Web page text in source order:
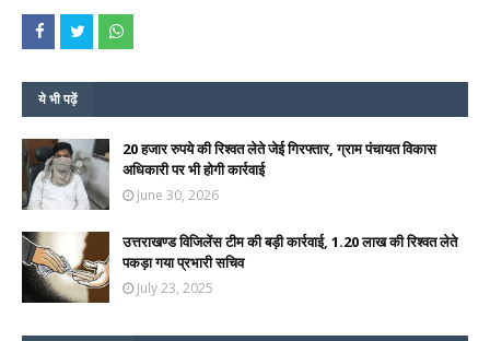
ये भी पढ़ें
20 हजार रुपये की रिश्वत लेते जेई गिरफ्तार, ग्राम पंचायत विकास
अधिकारी पर भी होगी कार्रवाई
June 30, 2026
उत्तराखण्ड विजिलेंस टीम की बड़ी कार्रवाई, 1.20 लाख की रिश्वत लेते
पकड़ा गया प्रभारी सचिव
July 23, 2025